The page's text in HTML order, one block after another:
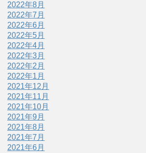
2022年8月
2022年7月
2022年6月
2022年5月
2022年4月
2022年3月
2022年2月
2022年1月
2021年12月
2021年11月
2021年10月
2021年9月
2021年8月
2021年7月
2021年6月